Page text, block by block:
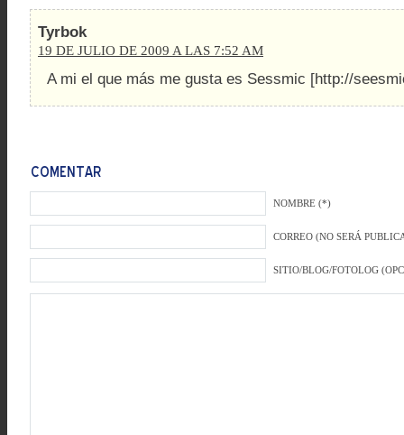
Tyrbok
19 DE JULIO DE 2009 A LAS 7:52 AM
A mi el que más me gusta es Sessmic [http://
NOMBRE (*)
CORREO (NO SERÁ
SITIO/BLOG/FOTOLOG